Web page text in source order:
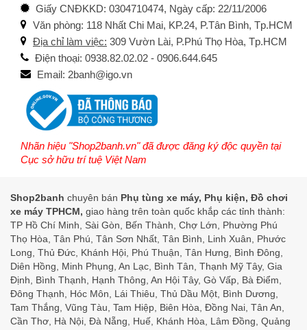
Giấy CNĐKKD: 0304710474, Ngày cấp: 22/11/2006
Văn phòng: 118 Nhất Chi Mai, KP.24, P.Tân Bình, Tp.HCM
Địa chỉ làm việc: 309 Vườn Lài, P.Phú Thọ Hòa, Tp.HCM
Điện thoại: 0938.82.02.02 - 0906.644.645
Email: 2banh@igo.vn
Nhãn hiệu "Shop2banh.vn" đã được đăng ký độc quyền tại
Cục sở hữu trí tuệ Việt Nam
Shop2banh chuyên bán Phụ tùng xe máy, Phụ kiện, Đồ chơi
xe máy TPHCM, giao hàng trên toàn quốc khắp các tỉnh thành:
TP Hồ Chí Minh, Sài Gòn, Bến Thành, Chợ Lớn, Phường Phú
Thọ Hòa, Tân Phú, Tân Sơn Nhất, Tân Bình, Linh Xuân, Phước
Long, Thủ Đức, Khánh Hội, Phú Thuận, Tân Hưng, Bình Đông,
Diên Hồng, Minh Phụng, An Lạc, Bình Tân, Thạnh Mỹ Tây, Gia
Định, Bình Thạnh, Hạnh Thông, An Hội Tây, Gò Vấp, Bà Điểm,
Đông Thạnh, Hóc Môn, Lái Thiêu, Thủ Dầu Một, Bình Dương,
Tam Thắng, Vũng Tàu, Tam Hiệp, Biên Hòa, Đồng Nai, Tân An,
Cần Thơ, Hà Nội, Đà Nẵng, Huế, Khánh Hòa, Lâm Đồng, Quảng